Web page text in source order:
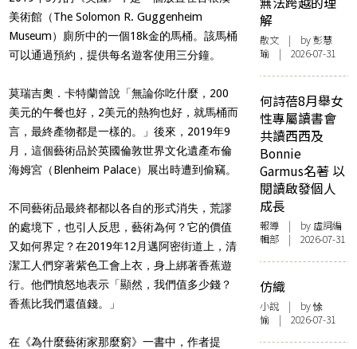
美術館（The Solomon R. Guggenheim
Museum）廁所中的一個18k金的馬桶。該馬桶
可以通過預約，提供每名遊客使用三分鐘。
莫瑞吉奧．卡特蘭曾說「無論你吃什麼，200
美元的午餐也好，2美元的熱狗也好，就馬桶而
言，最終產物都是一樣的。」後來，2019年9
月，這個藝術品於英國倫敦世界文化遺產布倫
海姆宮（Blenheim Palace）展出時遭到偷竊。
不同藝術品最終都都以各自的形式消失，荒謬
的處境下，也引人反思，藝術為何？它的價值
又如何界定？在2019年12月邁阿密街道上，清
潔工人們穿著紫色工會上衣，身上綁著香蕉遊
行。他們憤怒地表示「顯然，我們值多少錢？
香蕉比我們還值錢。」
在《為什麼藝術家那麼窮》一書中，作者提
解
散文 | by 彭慧
瑜 | 2026-07-31
何詩蓓8月舉女
性專屬讀書會
共讀西西及
Bonnie
Garmus名著 以
閱讀啟發個人
成長
報導 | by 虛詞編
輯部 | 2026-07-31
仿織
小說 | by 悇
愉 | 2026-07-31